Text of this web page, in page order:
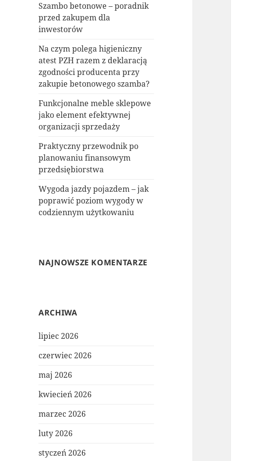
Szambo betonowe – poradnik
przed zakupem dla
inwestorów
Na czym polega higieniczny
atest PZH razem z deklaracją
zgodności producenta przy
zakupie betonowego szamba?
Funkcjonalne meble sklepowe
jako element efektywnej
organizacji sprzedaży
Praktyczny przewodnik po
planowaniu finansowym
przedsiębiorstwa
Wygoda jazdy pojazdem – jak
poprawić poziom wygody w
codziennym użytkowaniu
NAJNOWSZE KOMENTARZE
ARCHIWA
lipiec 2026
czerwiec 2026
maj 2026
kwiecień 2026
marzec 2026
luty 2026
styczeń 2026